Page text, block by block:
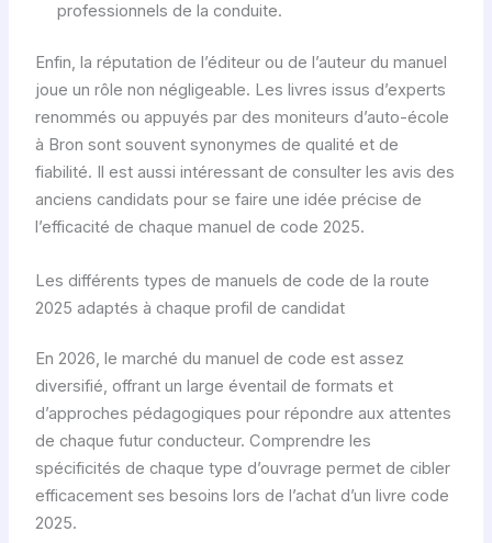
professionnels de la conduite.
Enfin, la réputation de l’éditeur ou de l’auteur du manuel
joue un rôle non négligeable. Les livres issus d’experts
renommés ou appuyés par des moniteurs d’auto-école
à Bron sont souvent synonymes de qualité et de
fiabilité. Il est aussi intéressant de consulter les avis des
anciens candidats pour se faire une idée précise de
l’efficacité de chaque manuel de code 2025.
Les différents types de manuels de code de la route
2025 adaptés à chaque profil de candidat
En 2026, le marché du manuel de code est assez
diversifié, offrant un large éventail de formats et
d’approches pédagogiques pour répondre aux attentes
de chaque futur conducteur. Comprendre les
spécificités de chaque type d’ouvrage permet de cibler
efficacement ses besoins lors de l’achat d’un livre code
2025.